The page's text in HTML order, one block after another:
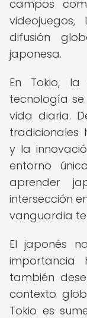
campos
difusión
japonesa.
En Tokio,
tecnología
vida diaria.
tradicionales
y la
entorno
aprender
intersección
vanguardia
El japonés
importancia
también
contexto
Tokio es